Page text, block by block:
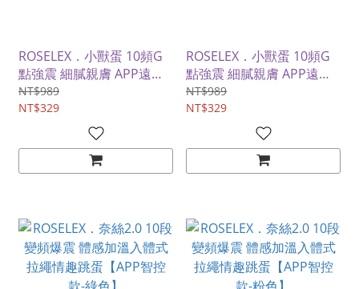
ROSELEX．小獸蛋 10頻G
點強震 細膩親膚 APP遠控
智能跳蛋【白色】
NT$989
NT$329
ROSELEX．小獸蛋 10頻G
點強震 細膩親膚 APP遠控
智能跳蛋【粉色】
NT$989
NT$329